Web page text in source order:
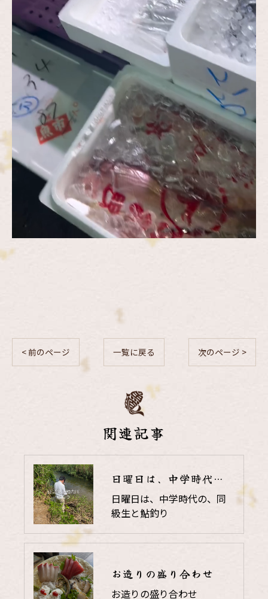
< 前のページ 一覧に戻る 次のページ >
関連記事
日曜日は、中学時代の、同級生と鮎釣り
日曜日は、中学時代の、同
級生と鮎釣り
お造りの盛り合わせ
お造りの盛り合わせ